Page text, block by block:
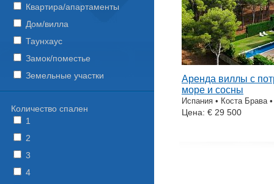
Аренда виллы с
море и сосны
Испания • Коста Брава
Цена: € 29 500
Квартира/апартаменты
Дом/вилла
Таунхаус
Замок/поместье
Земельные участки
Количество спален
1
2
3
4